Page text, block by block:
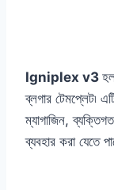
Igniplex v3
ব্লগার টেমপ্লেট৷
ম্যাগাজিন,
ব্যবহার করা যেতে